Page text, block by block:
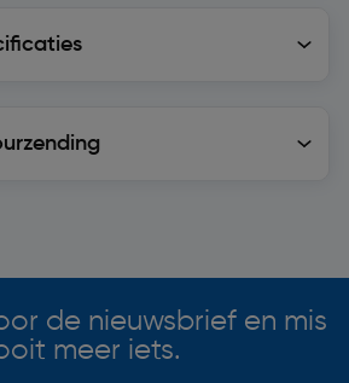
de nieuwsbrief en mis
meer iets.